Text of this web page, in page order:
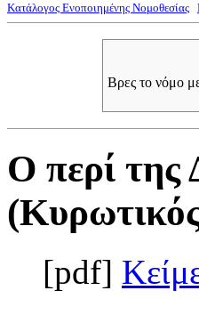
Κατάλογος Ενοποιημένης Νομοθεσίας
Βρες το νόμο
Ο περί της
[pdf]